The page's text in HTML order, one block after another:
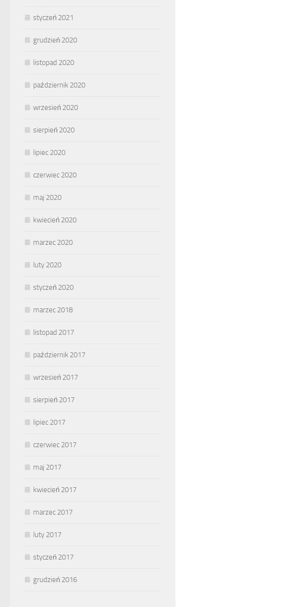
styczeń 2021
grudzień 2020
listopad 2020
październik 2020
wrzesień 2020
sierpień 2020
lipiec 2020
czerwiec 2020
maj 2020
kwiecień 2020
marzec 2020
luty 2020
styczeń 2020
marzec 2018
listopad 2017
październik 2017
wrzesień 2017
sierpień 2017
lipiec 2017
czerwiec 2017
maj 2017
kwiecień 2017
marzec 2017
luty 2017
styczeń 2017
grudzień 2016